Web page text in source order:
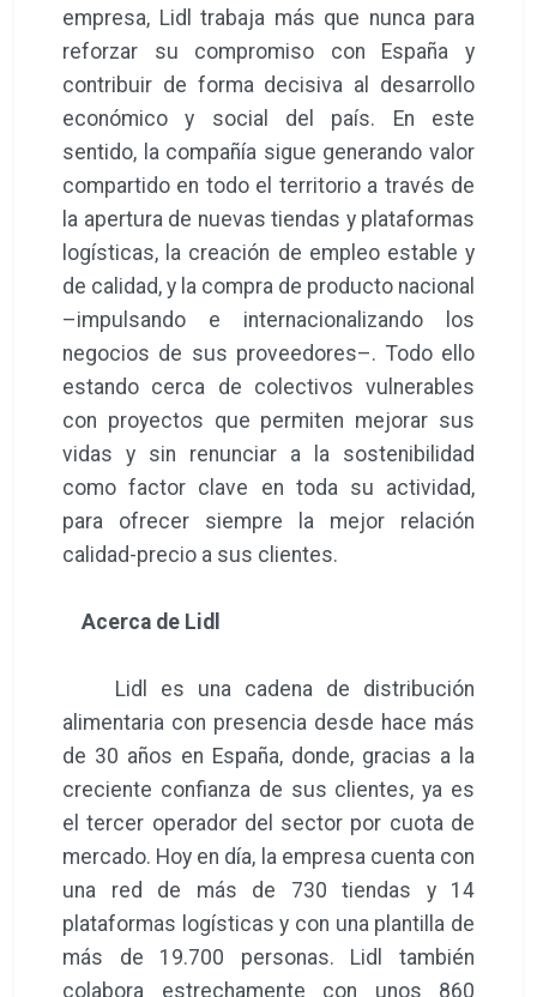
empresa, Lidl trabaja más que nunca para
reforzar su compromiso con España y
contribuir de forma decisiva al desarrollo
económico y social del país. En este
sentido, la compañía sigue generando valor
compartido en todo el territorio a través de
la apertura de nuevas tiendas y plataformas
logísticas, la creación de empleo estable y
de calidad, y la compra de producto nacional
–impulsando e internacionalizando los
negocios de sus proveedores–. Todo ello
estando cerca de colectivos vulnerables
con proyectos que permiten mejorar sus
vidas y sin renunciar a la sostenibilidad
como factor clave en toda su actividad,
para ofrecer siempre la mejor relación
calidad-precio a sus clientes.
Acerca de Lidl
Lidl es una cadena de distribución
alimentaria con presencia desde hace más
de 30 años en España, donde, gracias a la
creciente confianza de sus clientes, ya es
el tercer operador del sector por cuota de
mercado. Hoy en día, la empresa cuenta con
una red de más de 730 tiendas y 14
plataformas logísticas y con una plantilla de
más de 19.700 personas. Lidl también
colabora estrechamente con unos 860